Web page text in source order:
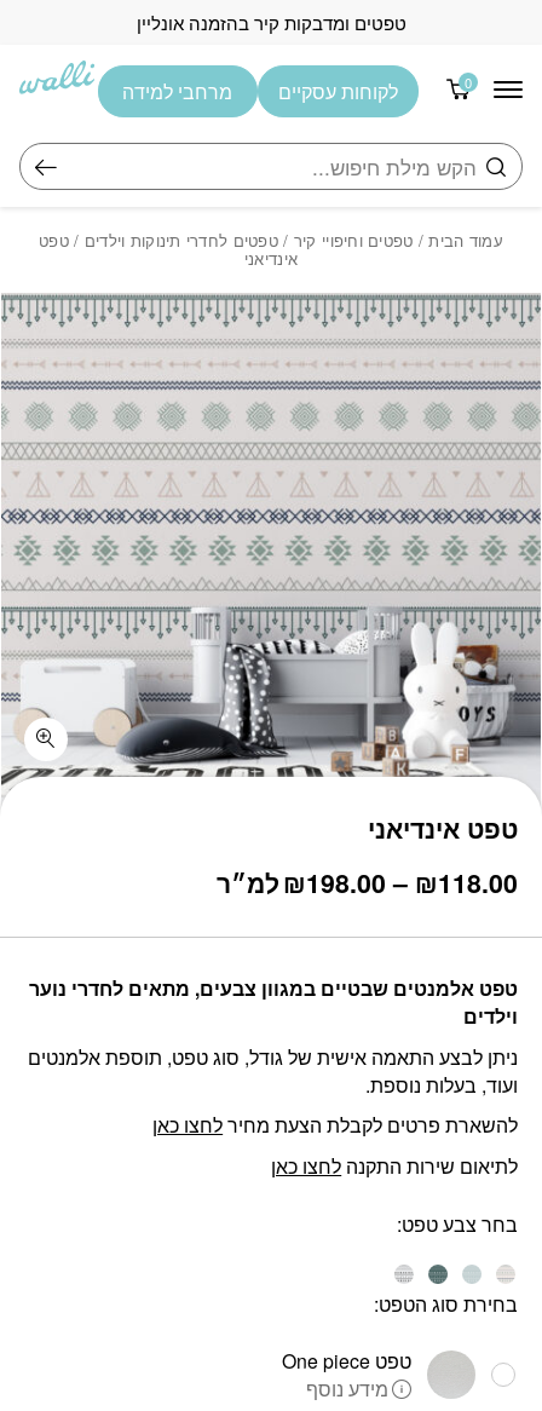
טפטים ומדבקות קיר בהזמנה אונליין
0
חיפוש
לקוחות עסקיים מרחבי למידה
עמוד הבית/ טפטים וחיפויי קיר / טפטים לחדרי תינוקות וילדים / טפט
אינדיאני
טפט אינדיאני
₪118.00
–
₪198.00
טווח
⁦₪118.00⁩
עד
⁦₪198.00⁩
למ״ר
טפט אלמנטים שבטיים במגוון צבעים, מתאים לחדרי נוער
וילדים
ניתן לבצע התאמה אישית של גודל, סוג טפט, תוספת אלמנטים
ועוד, בעלות נוספת.
להשארת פרטים לקבלת הצעת מחירלחצו כאן
לתיאום שירות התקנה לחצו כאן
בחר צבע טפט
בחירת סוג הטפט:
טפט One piece
מידע נוסף